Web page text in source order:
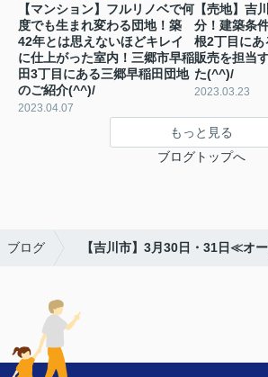
【マンション】フルリノベで何
度でも生まれ変わる団地！築
42年とは思えないほどキレイ
に仕上がった室内！三郷市早稲
田3丁目にある三郷早稲田団地
のご紹介(^^)/
2023.04.07
【売地】吉
分！建築条
根2丁目に
販売を担当
た(^^)/
2023.03.23
もっと見る
ブログトップへ
ブログ 【吉川市】3月30日・31日≪オ